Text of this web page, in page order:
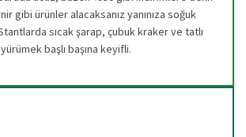
gibi ürünler alacaksanız yanınıza soğuk
sıcak şarap, çubuk kraker ve tatlı
başlı başına keyifli.